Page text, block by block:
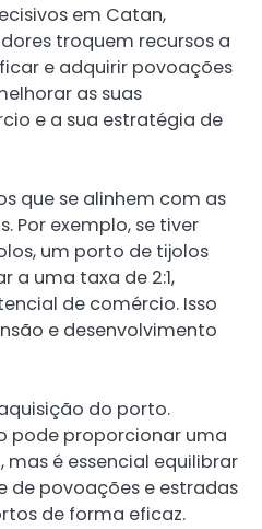
em Catan,
troquem recursos a
e adquirir povoações
as suas
e a sua estratégia de
que se alinhem com as
Por exemplo, se tiver
um porto de tijolos
a uma taxa de 2:1,
de comércio. Isso
e desenvolvimento
do porto.
pode proporcionar uma
é essencial equilibrar
de povoações e estradas
de forma eficaz.